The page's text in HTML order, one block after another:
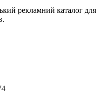
рекламний каталог для